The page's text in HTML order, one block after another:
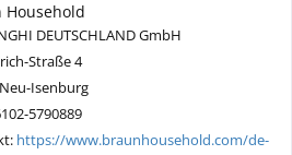
Household
DEUTSCHLAND GmbH
Straße 4
Isenburg
5790889
https://www.braunhousehold.com/de-